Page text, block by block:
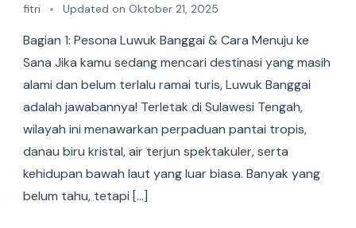
fitri Updated on Oktober 21, 2025
Bagian 1: Pesona Luwuk Banggai & Cara Menuju ke
Sana Jika kamu sedang mencari destinasi yang masih
alami dan belum terlalu ramai turis, Luwuk Banggai
adalah jawabannya! Terletak di Sulawesi Tengah,
wilayah ini menawarkan perpaduan pantai tropis,
danau biru kristal, air terjun spektakuler, serta
kehidupan bawah laut yang luar biasa. Banyak yang
belum tahu, tetapi […]